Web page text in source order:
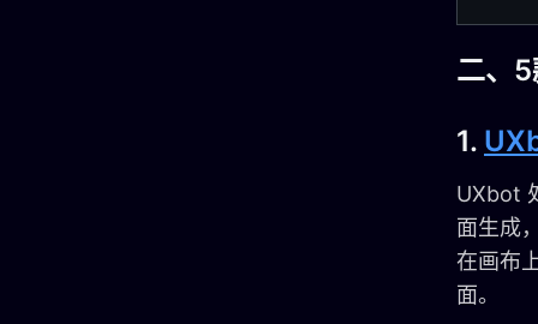
二、
1.
UXbot
面生成
在画布
面。